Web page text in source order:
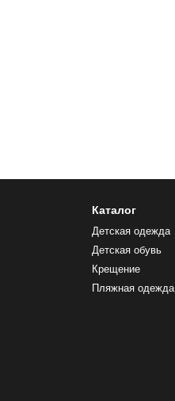
Каталог
Детская одежда
Детская обувь
Крещение
Пляжная одежда